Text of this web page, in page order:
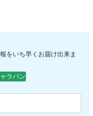
をいち早くお届け出来ま
ラバン